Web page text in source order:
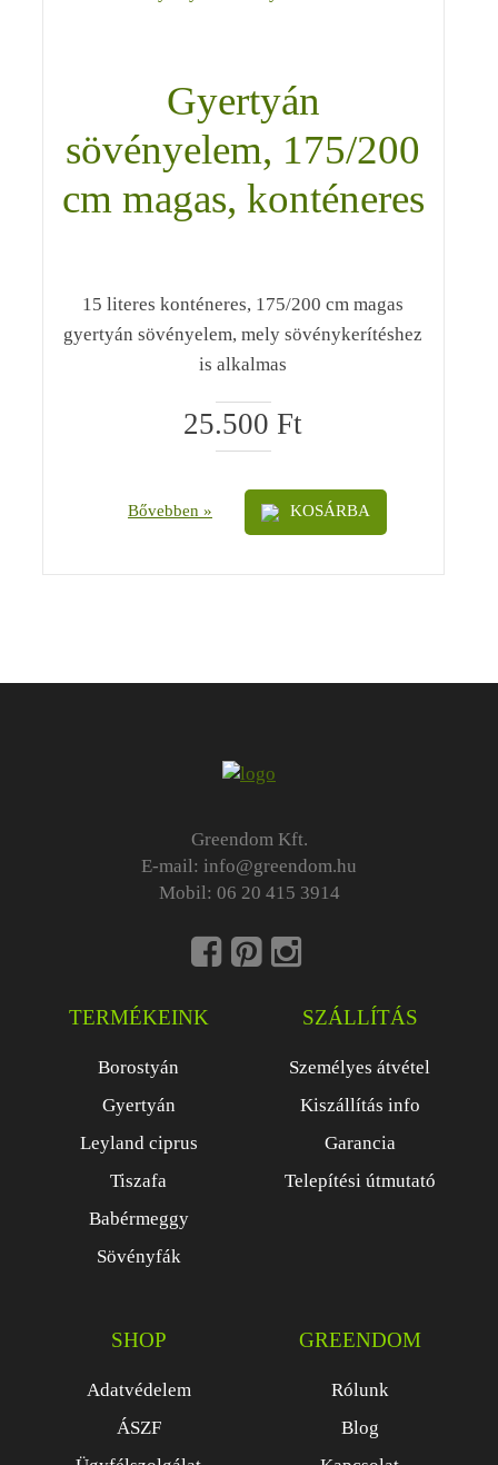
Gyertyán
sövényelem, 175/200
cm magas, konténeres
15 literes konténeres, 175/200 cm magas
gyertyán sövényelem, mely sövénykerítéshez
is alkalmas
25.500Ft
Bővebben » KOSÁRBA
Greendom Kft.
E-mail: info@greendom.hu
Mobil: 06 20 415 3914
TERMÉKEINK
Borostyán
Gyertyán
Leyland ciprus
Tiszafa
Babérmeggy
Sövényfák
SZÁLLÍTÁS
Személyes átvétel
Kiszállítás info
Garancia
Telepítési útmutató
SHOP
Adatvédelem
ÁSZF
GREENDOM
Rólunk
Blog